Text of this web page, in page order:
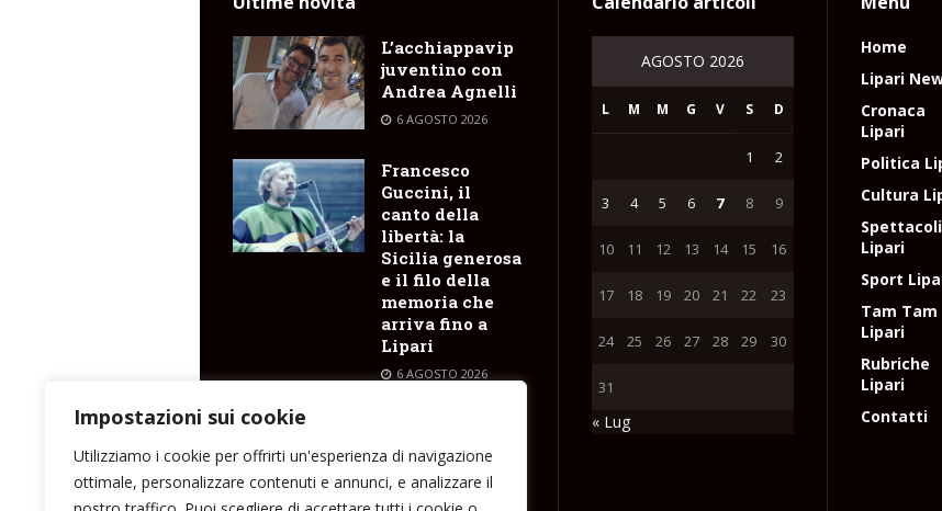
Impostazioni sui cookie
Utilizziamo i cookie per offrirti un'esperienza di navigazione
ottimale, personalizzare contenuti e annunci, e analizzare il
L’acchiappavip
juventino con
Andrea Agnelli
6 AGOSTO 2026
Francesco
Guccini, il
canto della
libertà: la
Sicilia generosa
e il filo della
memoria che
arriva fino a
Lipari
6 AGOSTO 2026
marittimi : ecco
il Costanza I di
Sicilia
AGOSTO 2026
L M M G V S D
1 2
3 4 5 6 7 8 9
10 11 12 13 14 15 16
17 18 19 20 21 22 23
24 25 26 27 28 29 30
31
« Lug
Home
Lipari
Cronaca
Lipari
Politica
Cultura
Spettacoli
Lipari
Sport
Tam Tam
Lipari
Rubriche
Lipari
Contatti